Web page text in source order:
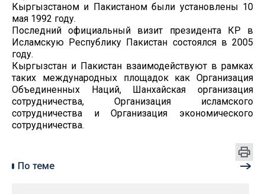
Кыргызстаном и Пакистаном были установлены 10
мая 1992 году.
Последний официальный визит президента КР в
Исламскую Республику Пакистан состоялся в 2005
году.
Кыргызстан и Пакистан взаимодействуют в рамках
таких международных площадок как Организация
Объединенных Наций, Шанхайская организация
сотрудничества, Организация исламского
сотрудничества и Организация экономического
сотрудничества.
По теме